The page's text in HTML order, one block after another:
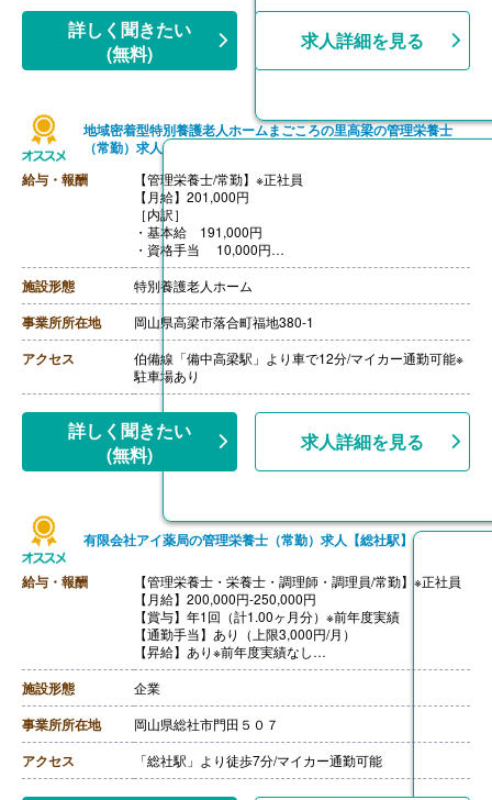
［内訳］
・基本給 128,000円
・管理栄養士手当 20,000円
・調整手当 82,000円‐122,000円
【通勤手当】あり（上限40,000円/月）
【昇給】あり（1月あたり0円-14,000円）※前年度実績、
【退職金】あり※勤続3年以上
詳しく聞きたい
(無料)
求人詳細を見る
地域密着型特別養護老人ホームまごころの里高梁の管理栄養士
（常勤）求人
給与・報酬
【管理栄養士/常勤】※正社員
【月給】201,000円
［内訳］
・基本給 191,000円
・資格手当 10,000円
［その他手当］
・処遇改善手当 6,000円
・家族手当 配偶者5,000円、第二子まで3,000円、第三
子以降1,000円
【賞与】年2回（計2,00ヶ月分）※前年度実績
【通勤手当】あり（上限15,000円/月）
【昇給】あり（1月あたり500円）※前年度実績
【退職金】あり※勤続2年以上
施設形態 特別養護老人ホーム
事業所所在地 岡山県高梁市落合町福地380-1
アクセス
伯備線「備中高梁駅」より車で12分/マイカー通勤可能※
駐車場あり
詳しく聞きたい
(無料)
求人詳細を見る
有限会社アイ薬局の管理栄養士（常勤）求人【総社駅】
給与・報酬
【管理栄養士・栄養士・調理師・調理員/常勤】※正社員
【月給】200,000円-250,000円
【賞与】年1回（計1.00ヶ月分）※前年度実績
【通勤手当】あり（上限3,000円/月）
【昇給】あり※前年度実績なし
【退職金】あり※勤続3年以上
施設形態 企業
事業所所在地 岡山県総社市門田５０７
アクセス 「総社駅」より徒歩7分/マイカー通勤可能